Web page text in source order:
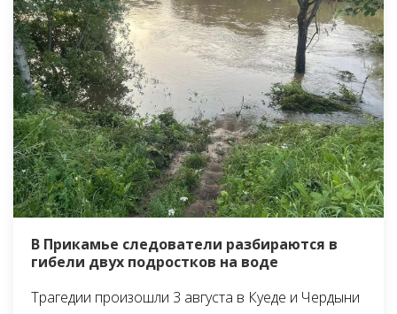
В Прикамье следователи разбираются в
гибели двух подростков на воде
Трагедии произошли 3 августа в Куеде и Чердыни